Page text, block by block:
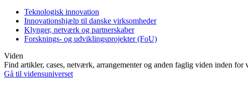
Teknologisk innovation
Innovationshjælp til danske virksomheder
Klynger, netværk og partnerskaber
Forsknings- og udviklingsprojekter (FoU)
Viden
Find artikler, cases, netværk, arrangementer og anden faglig viden inden for
Gå til vidensuniverset